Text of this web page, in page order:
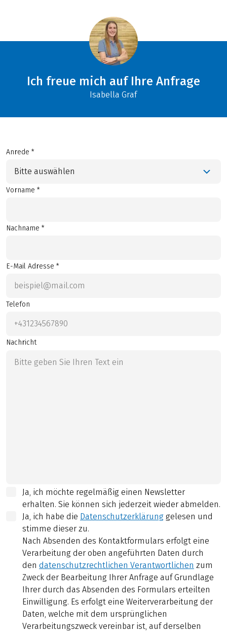
Ich freue mich auf Ihre Anfrage
Isabella Graf
Anrede *
Bitte auswählen
Vorname *
Nachname *
E-Mail Adresse *
Telefon
Nachricht
Ja, ich möchte regelmäßig einen Newsletter
erhalten. Sie können sich jederzeit wieder abmelden.
Ja, ich habe die Datenschutzerklärung gelesen und
stimme dieser zu.
Nach Absenden des Kontaktformulars erfolgt eine
Verarbeitung der oben angeführten Daten durch
den datenschutzrechtlichen Verantwortlichen zum
Zweck der Bearbeitung Ihrer Anfrage auf Grundlage
Ihrer durch das Absenden des Formulars erteilten
Einwilligung. Es erfolgt eine Weiterverarbeitung der
Daten, welche mit dem ursprünglichen
Verarbeitungszweck vereinbar ist, auf derselben